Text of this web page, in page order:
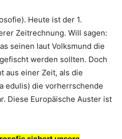
Heute ist der 1.
Zeitrechnung. Will sagen:
seinen laut Volksmund die
werden sollten. Doch
aus einer Zeit, als die
edulis) die vorherrschende
Diese Europäische Auster ist